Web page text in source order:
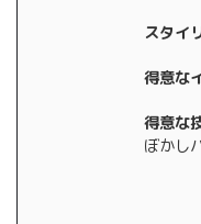
スタイ
得意な
得意な
ぼかし